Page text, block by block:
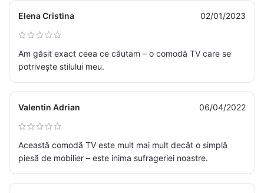
Elena Cristina 02/01/2023
Am găsit exact ceea ce căutam – o comodă TV care se
potrivește stilului meu.
Valentin Adrian 06/04/2022
Această comodă TV este mult mai mult decât o simplă
piesă de mobilier – este inima sufrageriei noastre.